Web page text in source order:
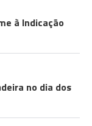
à Indicação
no dia dos